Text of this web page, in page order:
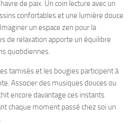
de paix. Un coin lecture avec un
confortables et une lumière douce
un espace zen pour la
de relaxation apporte un équilibre
quotidiennes.
tamisés et les bougies participent à
Associer des musiques douces ou
encore davantage ces instants
chaque moment passé chez soi un